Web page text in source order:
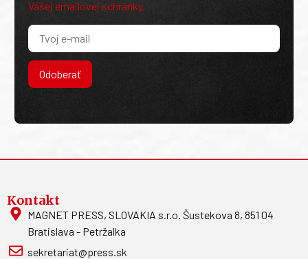
Vašej emailovej schránky.
Odoberať
Kontakt
MAGNET PRESS, SLOVAKIA s.r.o. Šustekova 8, 851 04
Bratislava - Petržalka
sekretariat@press.sk